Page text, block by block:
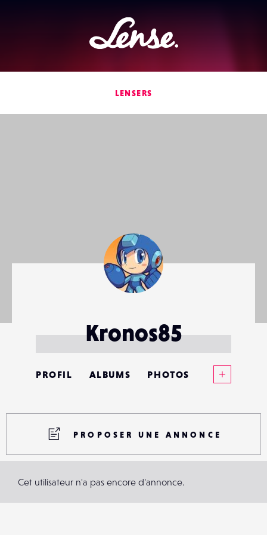
Lense
LENSERS
Kronos85
PROFIL ALBUMS PHOTOS
CONTACTS
ÉVÉNEMENTS
PROPOSER UNE ANNONCE
Cet utilisateur n'a pas encore d'annonce.